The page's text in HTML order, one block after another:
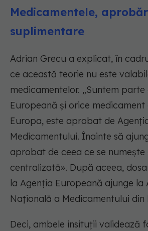
Medicamentele,
suplimentare
Adrian Grecu a explicat, în
ce această teorie nu este
medicamentelor. „Suntem parte
Europeană și orice
Europa, este aprobat de
Medicamentului. Înainte să
aprobat de ceea ce se
centralizată». După aceea,
la Agenția Europeană ajunge la
Națională a Medicamentului din
Deci, ambele insituții validează